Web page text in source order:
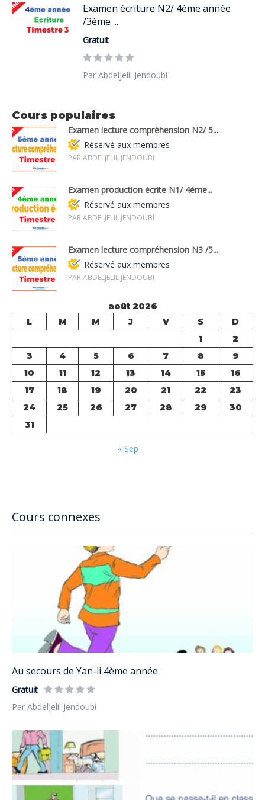
Cours connexes
Au secours de Yan-li 4ème année
Gratuit
Par Abdeljelil Jendoubi
Examen écriture N2/ 4ème année
/3ème ...
Gratuit
Par Abdeljelil Jendoubi
Cours populaires
Examen lecture compréhension N2/ 5...
Réservé aux membres
PAR ABDELJELIL JENDOUBI
Examen production écrite N1/ 4ème...
Réservé aux membres
PAR ABDELJELIL JENDOUBI
Examen lecture compréhension N3 /5...
Réservé aux membres
PAR ABDELJELIL JENDOUBI
août 2026
L
M M J V S
D
1
2
3
4 5 6 7 8
9
10
11 12 13 14 15
16
17
18 19 20 21 22
23
24
25 26 27 28 29
30
31
« Sep